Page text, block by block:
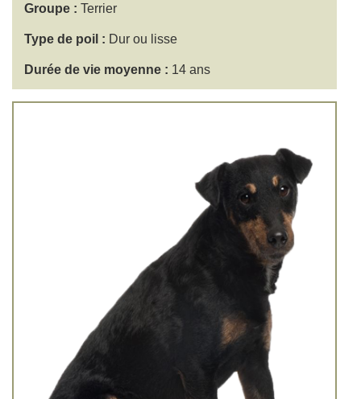
Groupe : Terrier
Type de poil : Dur ou lisse
Durée de vie moyenne : 14 ans